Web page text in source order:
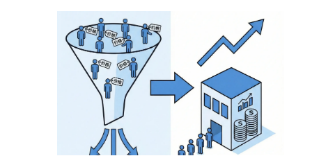
圈” 过去，中国70%以上的出口面向欧美。但在当前
地缘政治与贸易政策动荡之下，全球市场格局正在发
生深刻变化。 东盟已超越欧盟，连续成为中国第一
大贸易伙伴； 拉美、中东、非洲的增长曲线持续上
扬，成为各类基础设施、清洁能源项目的主要资金投
入区域。 这一变化意味着，企业在做市场选择时，
不能再一味押注欧美市场，而应更多考虑哪些国家在
基建提速、能源转型、工业升级，围绕这些关键节点
展开市场布局。 外部压力骤增，外贸人被“多重夹
能应该越广泛越好，然而这种逻辑是正确的吗？不急
着下结论，我们先来看一个案例： 假设一家汽车公司
准备设计一款新车，他们的产品种类广泛，一直以来
的主要销售对象是如下几类人： A是个富二代，喜欢
跑车，因为马力足、外形酷、好玩； B是个家庭主
妇，希望自己的车能安全、舒适、空间大； C是个零
售店主，经常拉货，所以希望自己的车解释耐用； D
是个上班族，希望停车方便、省油； E是个农民，希
望能够结实耐用动力强劲； F..； G...； 还有很多小